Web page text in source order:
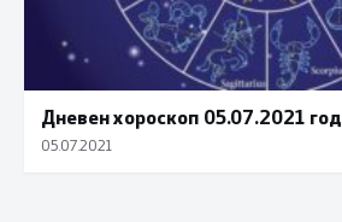
Дневен хороскоп 05.07.2021 год
05.07.2021